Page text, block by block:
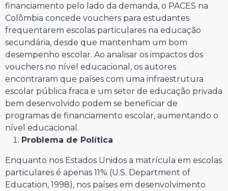
financiamento pelo lado da demanda, o PACES na
Colômbia concede vouchers para estudantes
frequentarem escolas particulares na educação
secundária, desde que mantenham um bom
desempenho escolar. Ao analisar os impactos dos
vouchers no nível educacional, os autores
encontraram que países com uma infraestrutura
escolar pública fraca e um setor de educação privada
bem desenvolvido podem se beneficiar de
programas de financiamento escolar, aumentando o
nível educacional.
Problema de Política
Enquanto nos Estados Unidos a matrícula em escolas
particulares é apenas 11% (U.S. Department of
Education, 1998), nos países em desenvolvimento